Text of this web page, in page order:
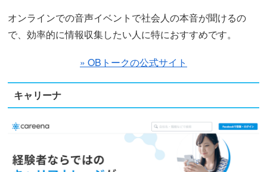
オンラインでの音声イベントで社会人の本音が聞けるの
で、効率的に情報収集したい人に特におすすめです。
» OBトークの公式サイト
キャリーナ